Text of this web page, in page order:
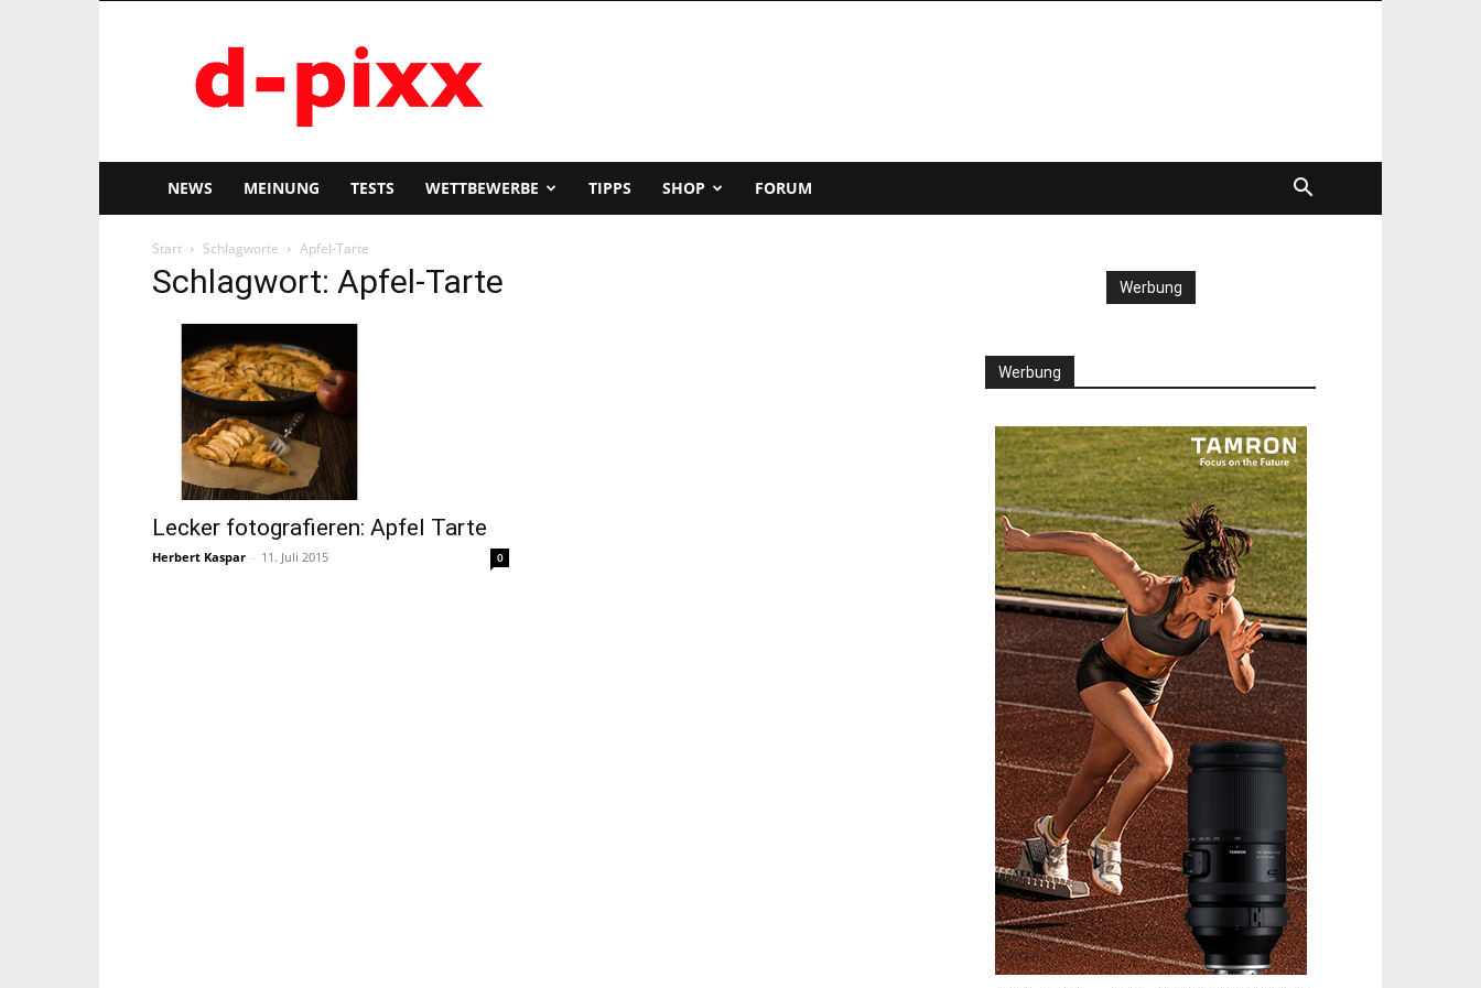
pixx
NEWS MEINUNG TESTS WETTBEWERBE TIPPS SHOP FORUM
Start Schlagworte Apfel-Tarte
Schlagwort: Apfel-Tarte
Lecker fotografieren: Apfel Tarte
Herbert Kaspar - 11. Juli 2015 0
Werbung
Werbung